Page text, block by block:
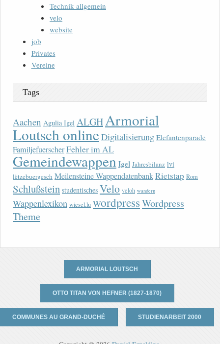
Technik allgemein
velo
website
job
Privates
Vereine
Tags
Aachen Agulia Igel ALGHArmorial
Loutsch onlineDigitalisierung Elefantenparade
FamiljefuerscherFehler im AL
Gemeindewappen Igel Jahresbilanz lvi
lëtzebuergesch Meilensteine WappendatenbankRietstap Rom
Schlußstein studentisches Velo veloh wandern
Wappenlexikon wiesel.lu wordpressWordpress
Theme
ARMORIAL LOUTSCH
OTTO TITAN VON HEFNER (1827-1870)
COMMUNES AU GRAND-DUCHÉ STUDIENARBEIT 2000